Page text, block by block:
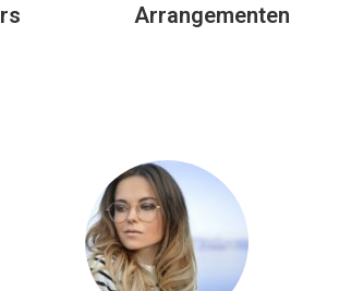
Arrangementen